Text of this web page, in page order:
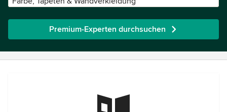
Premium-Experten durchsuchen